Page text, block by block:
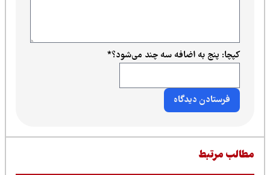
کپچا: پنج به اضافه سه چند می‌شود؟*
مرتبط